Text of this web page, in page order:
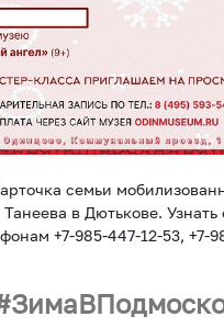
семьи
в Дютькове.
+7-985-447-12-53, +7-